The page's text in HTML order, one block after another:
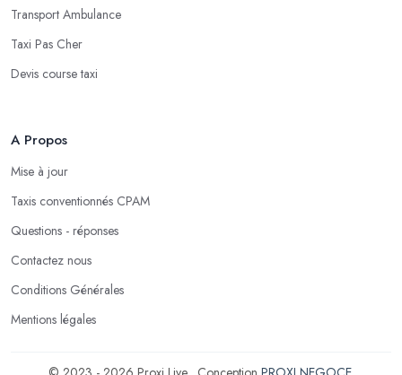
Transport Ambulance
Taxi Pas Cher
Devis course taxi
A Propos
Mise à jour
Taxis conventionnés CPAM
Questions - réponses
Contactez nous
Conditions Générales
Mentions légales